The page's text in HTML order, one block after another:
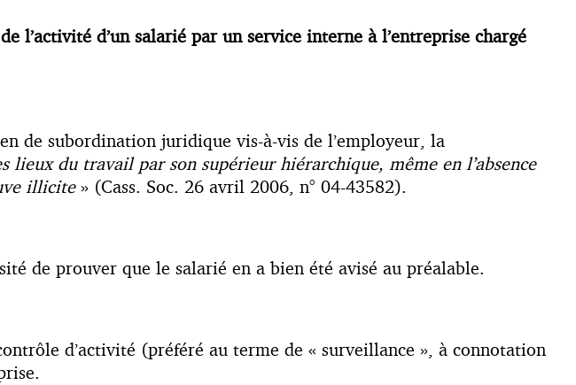
l’activité d’un salarié par un service interne à l’entreprise chargé
de subordination juridique vis-à-vis de l’employeur, la
lieux du travail par son supérieur hiérarchique, même en l’absence
illicite» (Cass. Soc. 26 avril 2006, n° 04-43582).
de prouver que le salarié en a bien été avisé au préalable.
d’activité (préféré au terme de « surveillance », à connotation